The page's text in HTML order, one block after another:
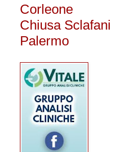
Corleone
Chiusa Sclafani
Palermo